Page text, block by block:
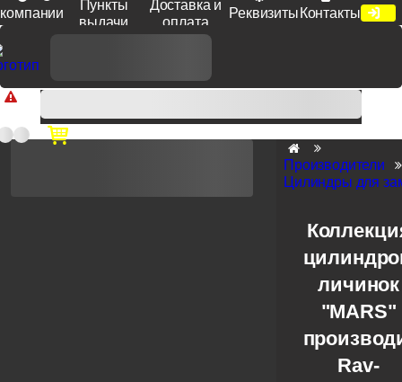
компании
Пункты
выдачи
Доставка и
оплата
Реквизиты Контакты
Доп. скидка от цен на сайте 7% при заказе от 50 тыс. руб
продукции Venezia, Fratelli, Tupai, Extreza, Melodia, Forme при
оплате по счету.
Производители
Цилиндры для
личинок
"MARS"
Rav-